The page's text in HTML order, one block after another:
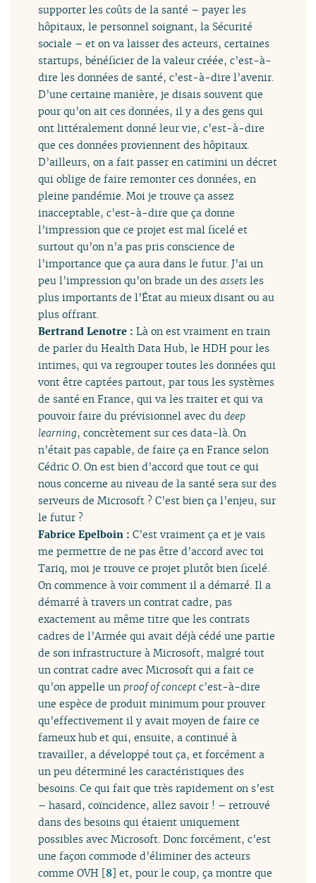
supporter les coûts de la santé – payer les
hôpitaux, le personnel soignant, la Sécurité
sociale – et on va laisser des acteurs, certaines
startups, bénéficier de la valeur créée, c’est-à-
dire les données de santé, c’est-à-dire l’avenir.
D’une certaine manière, je disais souvent que
pour qu’on ait ces données, il y a des gens qui
ont littéralement donné leur vie, c’est-à-dire
que ces données proviennent des hôpitaux.
D’ailleurs, on a fait passer en catimini un décret
qui oblige de faire remonter ces données, en
pleine pandémie. Moi je trouve ça assez
inacceptable, c’est-à-dire que ça donne
l’impression que ce projet est mal ficelé et
surtout qu’on n’a pas pris conscience de
l’importance que ça aura dans le futur. J’ai un
peu l’impression qu’on brade un desassets les
plus importants de l’État au mieux disant ou au
plus offrant.
Bertrand Lenotre :Là on est vraiment en train
de parler du Health Data Hub, le HDH pour les
intimes, qui va regrouper toutes les données qui
vont être captées partout, par tous les systèmes
de santé en France, qui va les traiter et qui va
pouvoir faire du prévisionnel avec dudeep
learning, concrètement sur ces data-là. On
n’était pas capable, de faire ça en France selon
Cédric O. On est bien d’accord que tout ce qui
nous concerne au niveau de la santé sera sur des
serveurs de Microsoft ? C’est bien ça l’enjeu, sur
le futur ?
Fabrice Epelboin :C’est vraiment ça et je vais
me permettre de ne pas être d’accord avec toi
Tariq, moi je trouve ce projet plutôt bien ficelé.
On commence à voir comment il a démarré. Il a
démarré à travers un contrat cadre, pas
exactement au même titre que les contrats
cadres de l’Armée qui avait déjà cédé une partie
de son infrastructure à Microsoft, malgré tout
un contrat cadre avec Microsoft qui a fait ce
qu’on appelle un proof of concept c’est-à-dire
une espèce de produit minimum pour prouver
qu’effectivement il y avait moyen de faire ce
fameux hub et qui, ensuite, a continué à
travailler, a développé tout ça, et forcément a
un peu déterminé les caractéristiques des
besoins. Ce qui fait que très rapidement on s’est
– hasard, coïncidence, allez savoir ! – retrouvé
dans des besoins qui étaient uniquement
possibles avec Microsoft. Donc forcément, c’est
une façon commode d’éliminer des acteurs
comme OVH [8] et, pour le coup, ça montre que